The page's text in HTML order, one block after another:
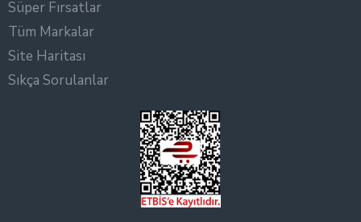
Süper Fırsatlar
Tüm Markalar
Site Haritası
Sıkça Sorulanlar